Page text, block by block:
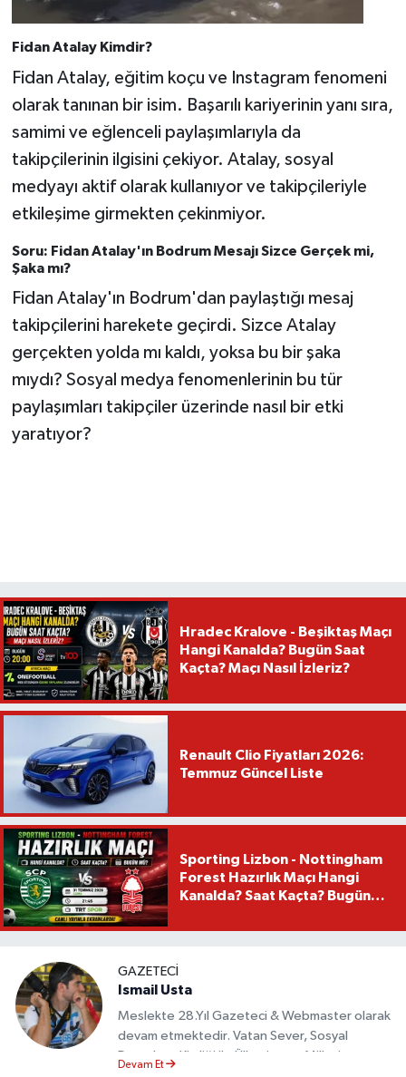
Fidan Atalay Kimdir?
Fidan Atalay, eğitim koçu ve Instagram fenomeni
olarak tanınan bir isim. Başarılı kariyerinin yanı sıra,
samimi ve eğlenceli paylaşımlarıyla da
takipçilerinin ilgisini çekiyor. Atalay, sosyal
medyayı aktif olarak kullanıyor ve takipçileriyle
etkileşime girmekten çekinmiyor.
Soru: Fidan Atalay'ın Bodrum Mesajı Sizce Gerçek mi,
Şaka mı?
Fidan Atalay'ın Bodrum'dan paylaştığı mesaj
takipçilerini harekete geçirdi. Sizce Atalay
gerçekten yolda mı kaldı, yoksa bu bir şaka
mıydı? Sosyal medya fenomenlerinin bu tür
paylaşımları takipçiler üzerinde nasıl bir etki
yaratıyor?
Hradec Kralove - Beşiktaş Maçı
Hangi Kanalda? Bugün Saat
Kaçta? Maçı Nasıl İzleriz?
Renault Clio Fiyatları 2026:
Temmuz Güncel Liste
Sporting Lizbon - Nottingham
Forest Hazırlık Maçı Hangi
Kanalda? Saat Kaçta? Bugün
GAZETECI
Ismail Usta
Meslekte 28.Yıl Gazeteci & Webmaster olarak
devam etmektedir. Vatan Sever, Sosyal
Demokrat Kimliği ile Ülkesine ve Milletine
Devam Et